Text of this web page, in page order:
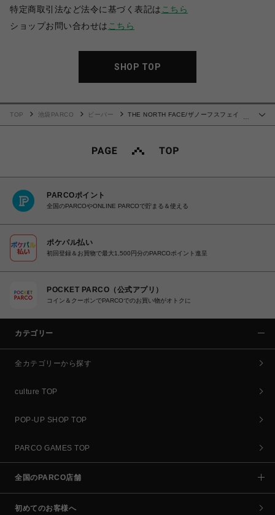
特定商取引法など法令に基づく表記は こちら
ショップお問い合わせは こちら
SHOP TOP
TOP 池袋PARCO ビーバー
THE NORTH FACE/ザノーフスフェイ
PARCOポイント
全国のPARCOやONLINE PARCOで貯まる＆使える
ポケパル払い
初回登録＆お買物で最大1,500円分のPARCOポイント進呈
POCKET PARCO（公式アプリ）
コイン＆クーポンでPARCOでのお買い物がオトクに
カテゴリー
全カテゴリーから探す
culture TOP
POP-UP SHOP TOP
PARCO GAMES TOP
全国のPARCO店舗
初めてのお客様へ